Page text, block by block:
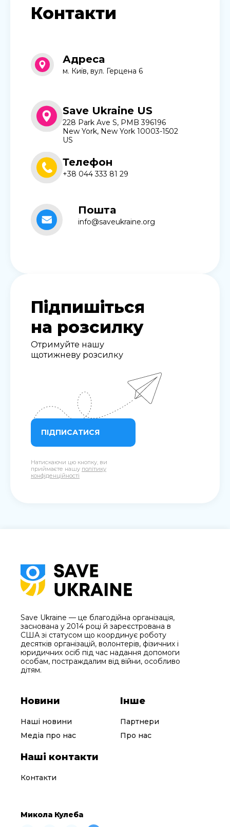
Контакти
Адреса
м. Київ, вул. Герцена 6
Save Ukraine US
228 Park Ave S, PMB 396196
New York, New York 10003-1502
US
Телефон
+38 044 333 81 29
Пошта
info@saveukraine.org
Підпишіться
на розсилку
Отримуйте нашу
щотижневу розсилку
ПІДПИСАТИСЯ
Натискаючи цю кнопку, ви
приймаєте нашу політику
конфіденційності
Save Ukraine — це благодійна організація,
заснована у 2014 році й зареєстрована в
США зі статусом що координує роботу
десятків організацій, волонтерів, фізичних і
юридичних осіб під час надання допомоги
особам, постраждалим від війни, особливо
дітям.
Новини
Наші новини
Медіа про нас
Інше
Партнери
Про нас
Наші контакти
Контакти
Микола Кулеба